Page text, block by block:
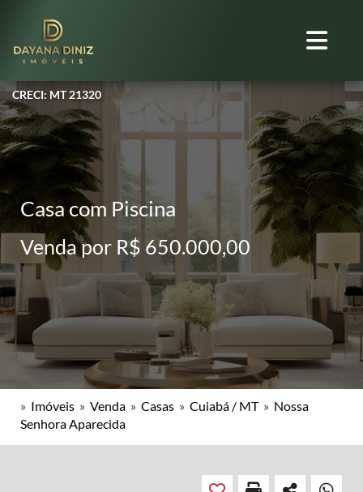
CRECI: MT 21320
Casa com Piscina
Venda por R$ 650.000,00
» Imóveis » Venda » Casas » Cuiabá / MT» Nossa
Senhora Aparecida